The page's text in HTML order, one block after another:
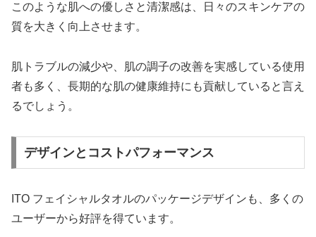
このような肌への優しさと清潔感は、日々のスキンケアの
質を大きく向上させます。
肌トラブルの減少や、肌の調子の改善を実感している使用
者も多く、長期的な肌の健康維持にも貢献していると言え
るでしょう。
デザインとコストパフォーマンス
ITO フェイシャルタオルのパッケージデザインも、多くの
ユーザーから好評を得ています。